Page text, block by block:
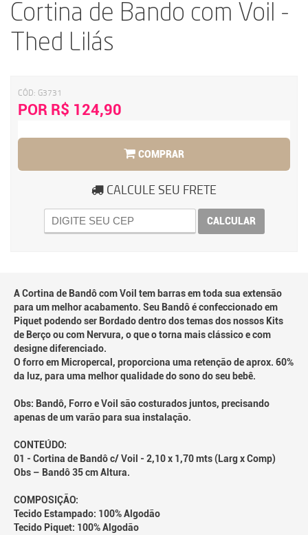
Cortina de Bando com Voil -
Thed Lilás
CÓD: G3731
POR R$ 124,90
COMPRAR
CALCULE SEU FRETE
CALCULAR
A Cortina de Bandô com Voil tem barras em toda sua extensão
para um melhor acabamento. Seu Bandô é confeccionado em
Piquet podendo ser Bordado dentro dos temas dos nossos Kits
de Berço ou com Nervura, o que o torna mais clássico e com
designe diferenciado.
O forro em Micropercal, proporciona uma retenção de aprox. 60%
da luz, para uma melhor qualidade do sono do seu bebê.
Obs: Bandô, Forro e Voil são costurados juntos, precisando
apenas de um varão para sua instalação.
CONTEÚDO:
01 - Cortina de Bandô c/ Voil - 2,10 x 1,70 mts (Larg x Comp)
Obs – Bandô 35 cm Altura.
COMPOSIÇÃO:
Tecido Estampado: 100% Algodão
Tecido Piquet: 100% Algodão